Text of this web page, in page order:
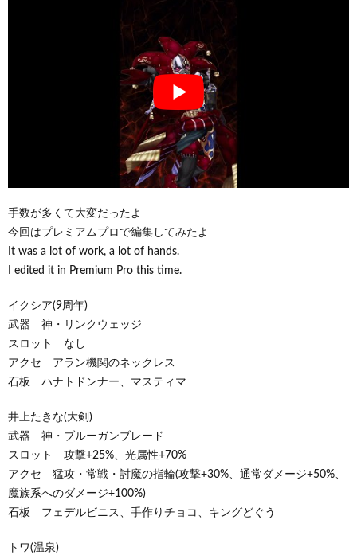
手数が多くて大変だったよ
今回はプレミアムプロで編集してみたよ
It was a lot of work, a lot of hands.
I edited it in Premium Pro this time.
イクシア(9周年)
武器 神・リンクウェッジ
スロット なし
アクセ アラン機関のネックレス
石板 ハナトドンナー、マスティマ
井上たきな(大剣)
武器 神・ブルーガンブレード
スロット 攻撃+25%、光属性+70%
アクセ 猛攻・常戦・討魔の指輪(攻撃+30%、通常ダメージ+50%、
魔族系へのダメージ+100%)
石板 フェデルビニス、手作りチョコ、キングどぐう
トワ(温泉)